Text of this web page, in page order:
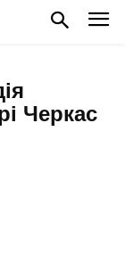
Черкас